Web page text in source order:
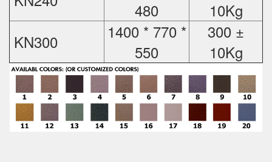
480
10Kg
KN300
1400 * 770 *
550
300 ±
10Kg